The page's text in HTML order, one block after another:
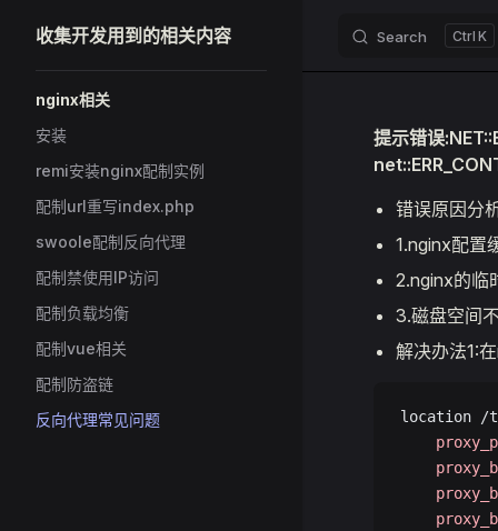
Skip to content
收集开发用到的相关内容 Search K
nginx相关
安装
remi安装nginx配制实例
配制url重写index.php
swoole配制反向代理
配制禁使用IP访问
配制负载均衡
配制vue相关
配制防盗链
反向代理常见问题
提示错误
错误原因分
1.nginx配置
2.nginx的临
3.磁盘空间
解决办法1:
location /